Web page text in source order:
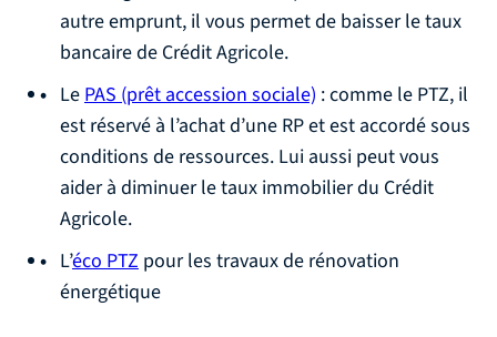
autre emprunt, il vous permet de baisser le taux
bancaire de Crédit Agricole.
LePAS (prêt accession sociale) : comme le PTZ, il
est réservé à l’achat d’une RP et est accordé sous
conditions de ressources. Lui aussi peut vous
aider à diminuer le taux immobilier du Crédit
Agricole.
L’éco PTZ pour les travaux de rénovation
énergétique